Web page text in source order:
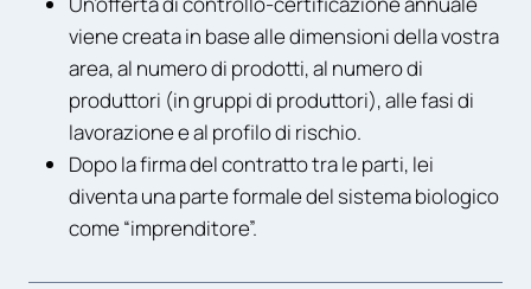
viene creata in base alle dimensioni della vostra
area, al numero di prodotti, al numero di
produttori (in gruppi di produttori), alle fasi di
lavorazione e al profilo di rischio.
Dopo la firma del contratto tra le parti, lei
diventa una parte formale del sistema biologico
come “imprenditore”.